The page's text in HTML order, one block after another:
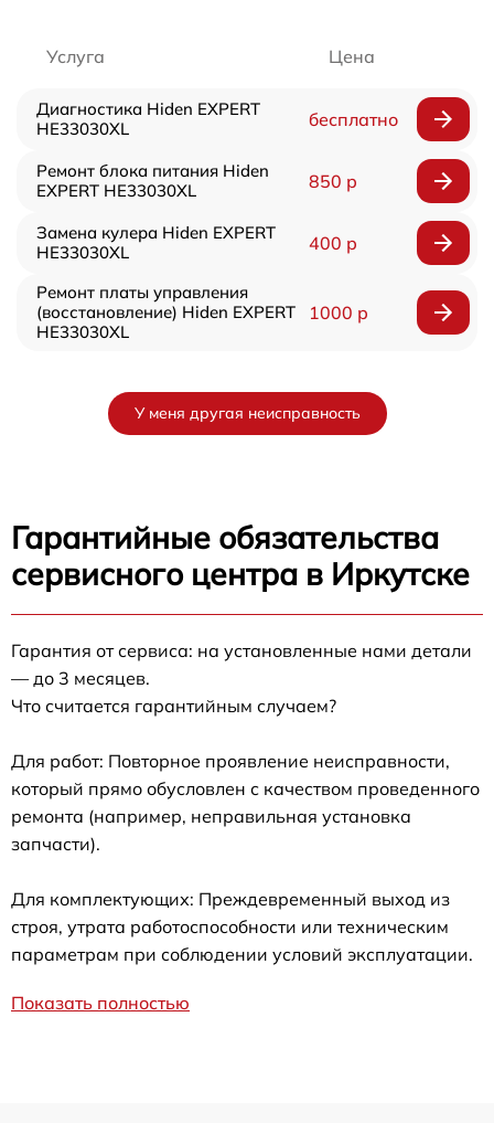
Услуга Цена
Диагностика Hiden EXPERT
HE33030XL
бесплатно
Ремонт блока питания Hiden
EXPERT HE33030XL
850 р
Замена кулера Hiden EXPERT
HE33030XL
400 р
Ремонт платы управления
(восстановление) Hiden EXPERT
HE33030XL
1000 р
У меня другая неисправность
Гарантийные обязательства
сервисного центра в Иркутске
Гарантия от сервиса: на установленные нами детали
— до 3 месяцев.
Что считается гарантийным случаем?
Для работ: Повторное проявление неисправности,
который прямо обусловлен с качеством проведенного
ремонта (например, неправильная установка
запчасти).
Для комплектующих: Преждевременный выход из
строя, утрата работоспособности или техническим
параметрам при соблюдении условий эксплуатации.
Показать полностью